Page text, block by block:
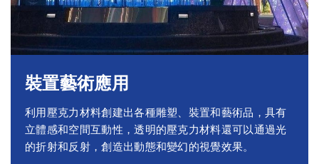
裝置藝術應用
利用壓克力材料創建出各種雕塑、裝置和藝術品，具有
立體感和空間互動性，透明的壓克力材料還可以通過光
的折射和反射，創造出動態和變幻的視覺效果。